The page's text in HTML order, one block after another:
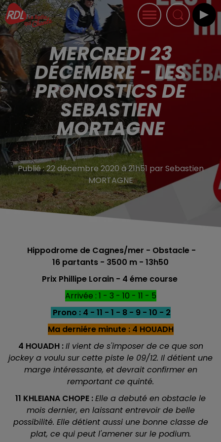
MERCREDI 23
DÉCEMBRE - LES
PRONOSTICS DE
SEBASTIEN
MORTAGNE
Publié : 22 décembre 2020 à 21h51 par Sebastien
MORTAGNE
Hippodrome de Cagnes/mer - Obstacle -
16 partants - 3500 m - 13h50
Prix Phillipe Lorain - 4 éme course
Arrivée : 1 - 3 - 10 - 11 - 5
Prono : 4 - 11 - 1 - 8 - 9 - 10 - 2
Ma derniére minute : 4 HOUADH
4 HOUADH :Il vient de s'imposer de ce que son
jockey a voulu sur cette piste le 09/12. Il détient une
marge intéressante, et devrait confirmer en
remportant ce quinté.
11 KHLEIANA CHOPE :Elle a debuté en obstacle le
mois dernier, en laissant entrevoir de belle
possibilité. Elle détient aussi une bonne classe de
plat, ce qui peut l'amener sur le podium.